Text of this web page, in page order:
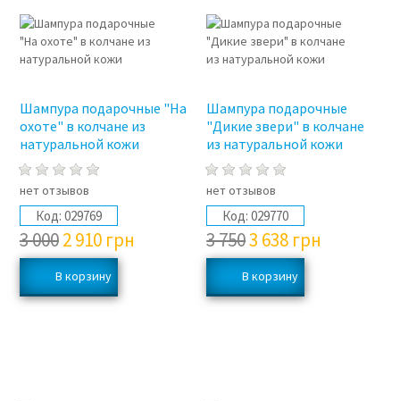
Шампура подарочные "На
охоте" в колчане из
натуральной кожи
нет отзывов
Код: 029769
3 0002 910 грн
Шампура подарочные
"Дикие звери" в колчане
из натуральной кожи
нет отзывов
Код: 029770
3 7503 638 грн